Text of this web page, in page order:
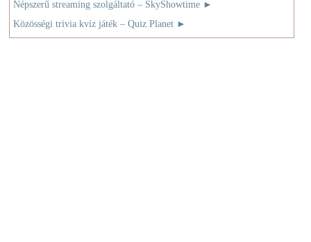
Népszerű streaming szolgáltató – SkyShowtime ►
Közösségi trivia kvíz játék – Quiz Planet ►